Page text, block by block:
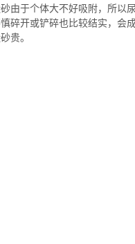
由于个体大不好吸附，所以
开或铲碎也比较结实，会
贵。